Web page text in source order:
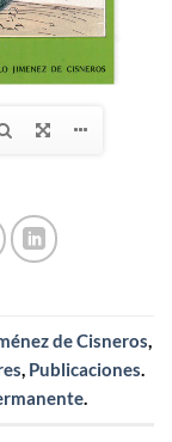
de Cisneros,
, Publicaciones.
.